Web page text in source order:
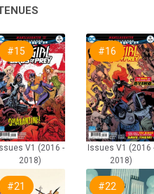
#15
Issues V1 (2016 -
2018)
#16
Issues V1 (2016
2018)
#21 #22